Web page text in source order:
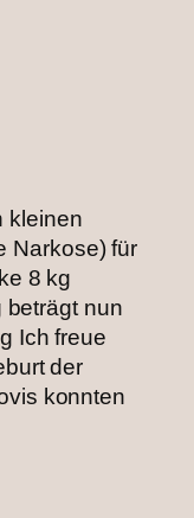
kleinen
Narkose) für
8 kg
beträgt nun
Ich freue
der
konnten